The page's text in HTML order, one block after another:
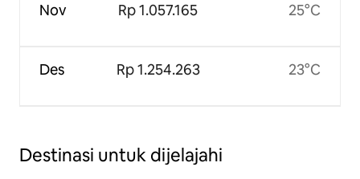
Nov
Des
Rp 1.057.165
Rp 1.254.263
25°C
23°C
Destinasi untuk dijelajahi